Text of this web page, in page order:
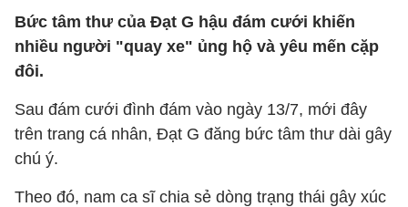
Bức tâm thư của Đạt G hậu đám cưới khiến
nhiều người "quay xe" ủng hộ và yêu mến cặp
đôi.
Sau đám cưới đình đám vào ngày 13/7, mới đây
trên trang cá nhân, Đạt G đăng bức tâm thư dài gây
chú ý.
Theo đó, nam ca sĩ chia sẻ dòng trạng thái gây xúc